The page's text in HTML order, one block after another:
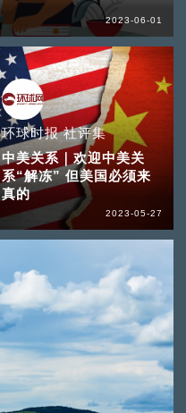
2023-06-01
环球时报 社评集
中美关系｜欢迎中美关
系“解冻” 但美国必须来
真的
2023-05-27